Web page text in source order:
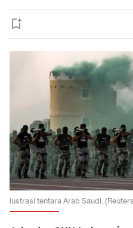
lustrasi tentara Arab Saudi.